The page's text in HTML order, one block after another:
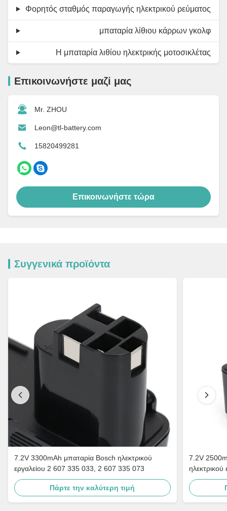
Φορητός σταθμός παραγωγής ηλεκτρικού ρεύματος
μπαταρία λίθιου κάρρων γκολφ
Η μπαταρία λιθίου ηλεκτρικής μοτοσικλέτας
Επικοινωνήστε μαζί μας
Mr. ZHOU
Leon@tl-battery.com
15820499281
Επικοινωνήστε τώρα
Συγγενικά προϊόντα
7.2V 3300mAh μπαταρία Bosch ηλεκτρικού
εργαλείου 2 607 335 033, 2 607 335 073
Πάρτε την καλύτερη τιμή
7.2V
032